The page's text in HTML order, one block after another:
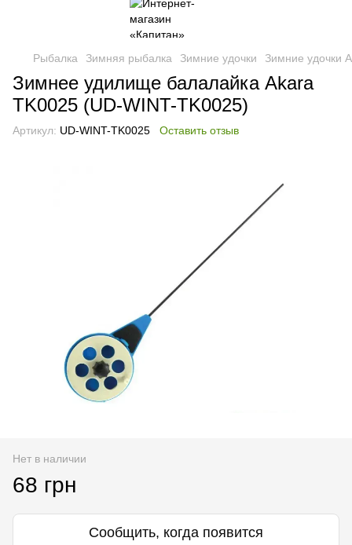
Рыбалка Зимняя рыбалка Зимние удочки Зимние удочки
Зимнее удилище балалайка Akara
TK0025 (UD-WINT-TK0025)
Артикул: UD-WINT-TK0025 Оставить отзыв
Нет в наличии
68 грн
Сообщить, когда появится